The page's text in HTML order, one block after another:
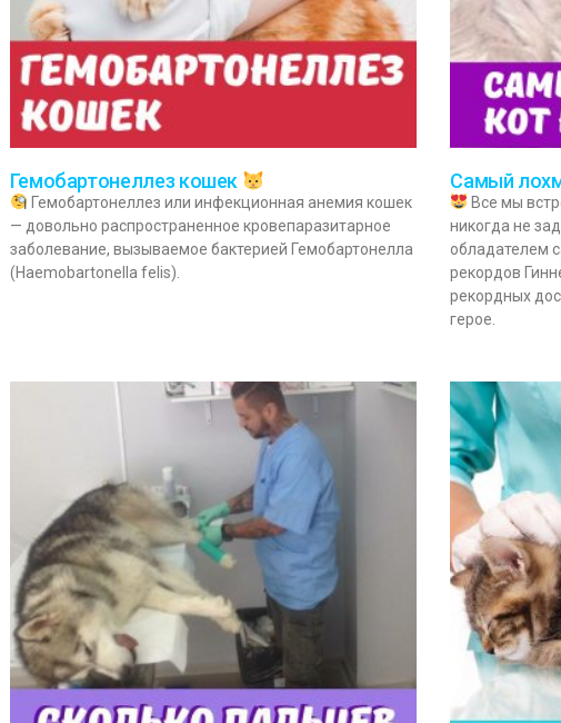
Гемобартонеллез кошек
Гемобартонеллез или инфекционная анемия кошек
— довольно распространенное кровепаразитарное
заболевание, вызываемое бактерией Гемобартонелла
(Haemobartonella felis).
Самый
Все мы
никогда не
обладателем
рекордов
рекордных
герое.